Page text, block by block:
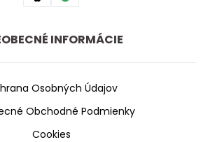
INFORMÁCIE
Osobných Údajov
Obchodné Podmienky
Cookies